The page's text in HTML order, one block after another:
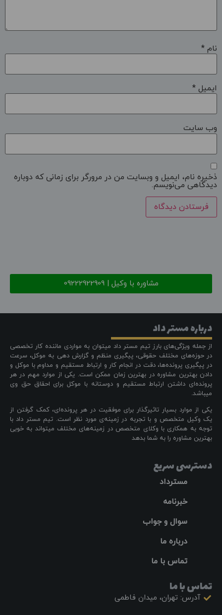
نام *
ایمیل *
وب‌ سایت
ذخیره نام، ایمیل و وبسایت من در مرورگر برای زمانی که دوباره
دیدگاهی می‌نویسم.
مشاوره با وکیل | 09222922909
درباره مستر داد
از جمله ویژگی‌های بارز تیم مستر داد میتوان به مواردی ماننده کار تخصصی
در حوزه‌های مختلف حقوقی، پیگیری منظم و گزارش دهی به موکل، سرعت
در پیگیری پرونده‌ها، دقت در انجام کار و ارتباط مستقیم و مداوم با موکل و
دادن بهترین مشاوره در بهترین زمان ممکن است. یکی از موارد مهم در هر
پرونده‌ای داشتن ارتباط مستقیم و دوستانه با موکل برای احقاق حق وی
میباشد.
یکی از موارد بسیار تاثیرگذار برای موفقیت در هر پرونده‌ای، کمک گرفتن از
یک وکیل متخصص و با تجربه در زمینه‌ی مورد نظر است. تیم مستر داد با
توجه به همکاری با وکلای متخصص در زمینه‌های مختلف میتواند به خوبی
بهترین مشاوره را به شما بدهد
دسترسی سریع
مسترداد
خبرنامه
سوال و جواب
درباره ما
تماس با ما
تماس با ما
آدرس: تهران، میدان فاطمی